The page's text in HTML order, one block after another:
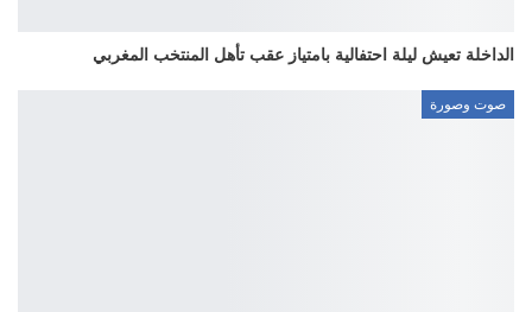
الداخلة تعيش ليلة احتفالية بامتياز عقب تأهل المنتخب المغربي
صوت وصورة